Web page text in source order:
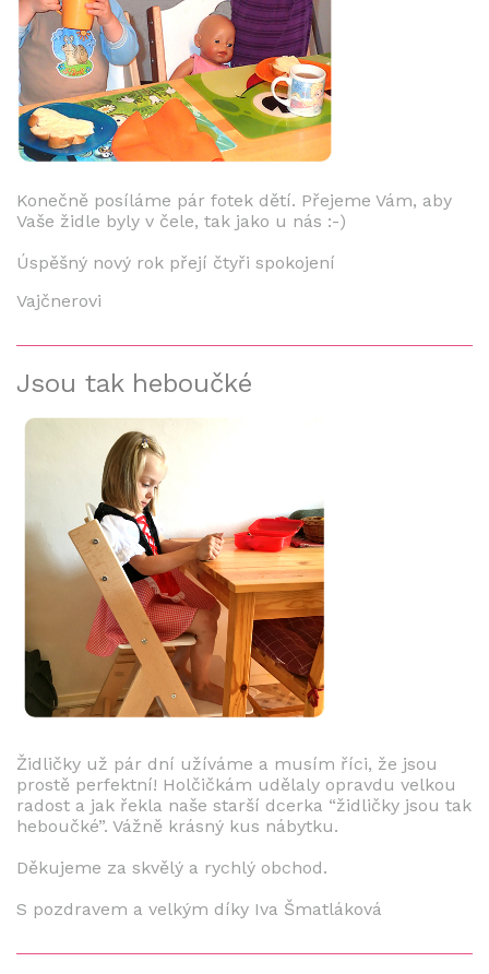
Konečně posíláme pár fotek dětí. Přejeme Vám, aby
Vaše židle byly v čele, tak jako u nás :-)
Úspěšný nový rok přejí čtyři spokojení
Vajčnerovi
Jsou tak heboučké
Židličky už pár dní užíváme a musím říci, že jsou
prostě perfektní! Holčičkám udělaly opravdu velkou
radost a jak řekla naše starší dcerka “židličky jsou tak
heboučké”. Vážně krásný kus nábytku.
Děkujeme za skvělý a rychlý obchod.
S pozdravem a velkým díky Iva Šmatláková